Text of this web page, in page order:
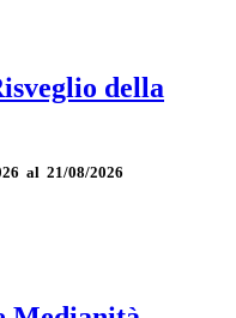
della
al 21/08/2026